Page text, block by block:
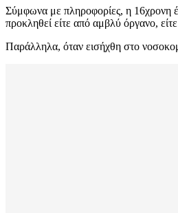
Σύμφωνα με πληροφορίες, η 16χρονη
προκληθεί είτε από αμβλύ όργανο,
Παράλληλα, όταν εισήχθη στο